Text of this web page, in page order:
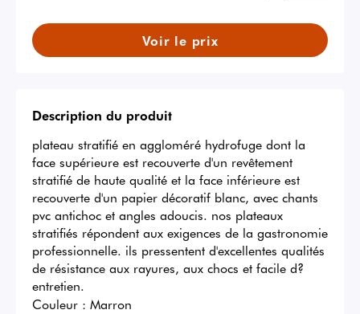
Voir le prix
Description du produit
plateau stratifié en aggloméré hydrofuge dont la
face supérieure est recouverte d'un revêtement
stratifié de haute qualité et la face inférieure est
recouverte d'un papier décoratif blanc, avec chants
pvc antichoc et angles adoucis. nos plateaux
stratifiés répondent aux exigences de la gastronomie
professionnelle. ils pressentent d'excellentes qualités
de résistance aux rayures, aux chocs et facile d?
entretien.
Couleur : Marron